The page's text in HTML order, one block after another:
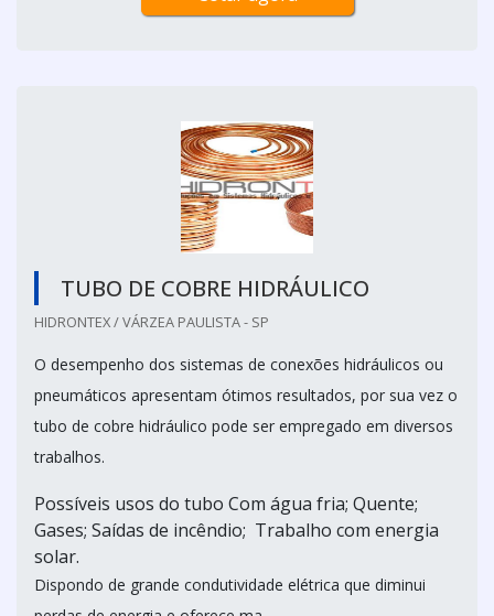
TUBO DE COBRE HIDRÁULICO
HIDRONTEX / VÁRZEA PAULISTA - SP
O desempenho dos sistemas de conexões hidráulicos ou
pneumáticos apresentam ótimos resultados, por sua vez o
tubo de cobre hidráulico pode ser empregado em diversos
trabalhos.
Possíveis usos do tubo Com água fria; Quente;
Gases; Saídas de incêndio; Trabalho com energia
solar.
Dispondo de grande condutividade elétrica que diminui